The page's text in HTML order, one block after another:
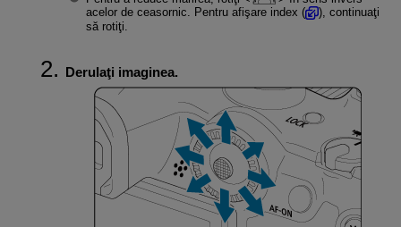
acelor de ceasornic. Pentru afişare index (
), continuaţi
să rotiţi.
Derulaţi imaginea.